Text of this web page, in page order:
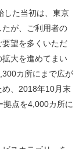
た当初は、東京
が、ご利用者の
望を多くいただ
大を進めてまい
カ所にまで広が
め、2018年10月末
拠点を4,000カ所に